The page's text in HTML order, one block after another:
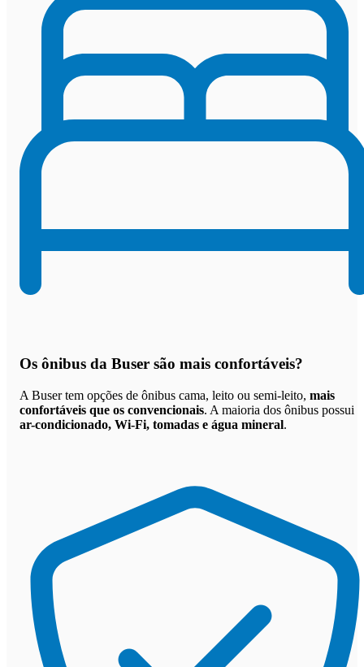
Os ônibus da Buser são mais confortáveis?
A Buser tem opções de ônibus cama, leito ou semi-leito, mais
confortáveis que os convencionais. A maioria dos ônibus possui
ar-condicionado, Wi-Fi, tomadas e água mineral.